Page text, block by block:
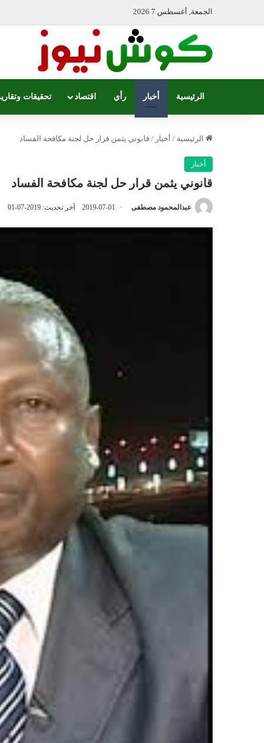
الجمعة, أغسطس 7 2026
الرئيسية أخبار رأي اقتصاد تحقيقات
الرئيسية / أخبار / قانوني يثمن قرار حل لجنة مكافحة الفساد
أخبار
قانوني يثمن قرار حل لجنة مكافحة الفساد
عبدالمحمود مصطفى 2019-07-01 آخر تحديث: 2019-07-01